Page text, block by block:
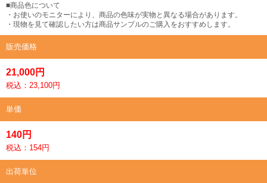
■商品色について
・お使いのモニターにより、商品の色味が実物と異なる場合があります。
・現物を見て確認したい方は商品サンプルのご購入をおすすめします。
販売価格
21,000円
税込：23,100円
単価
140円
税込：154円
出荷単位